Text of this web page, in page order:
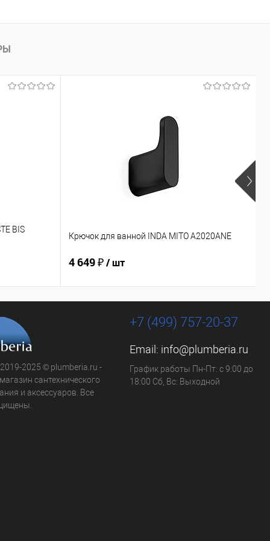
BIS
Крючок для ванной INDA MITO A2020ANE
4 649 ₽/ шт
2025 © plumberia.ru -
сантехнического
и аксессуаров. Все
+7 (499) 757-20-37
Email: info@plumberia.ru
График работы Пн-Пт: с 9:00 до
18:00 Сб, Вс: Выходной